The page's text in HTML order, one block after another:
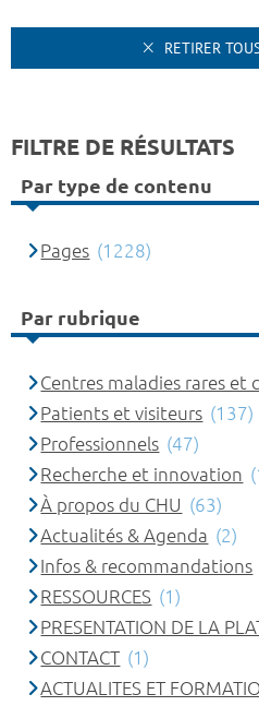
RETIRER
FILTRE DE RÉSULTATS
Par type de contenu
Pages (1228)
Par rubrique
Centres maladies rares et
Patients et visiteurs (137)
Professionnels (47)
Recherche et innovation
À propos du CHU (63)
Actualités & Agenda (2)
Infos & recommandations
RESSOURCES (1)
PRESENTATION DE LA
CONTACT (1)
ACTUALITES ET